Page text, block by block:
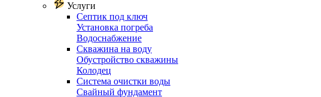
Услуги
Септик под ключ
Установка погреба
Водоснабжение
Скважина на воду
Обустройство скважины
Колодец
Система очистки воды
Свайный фундамент